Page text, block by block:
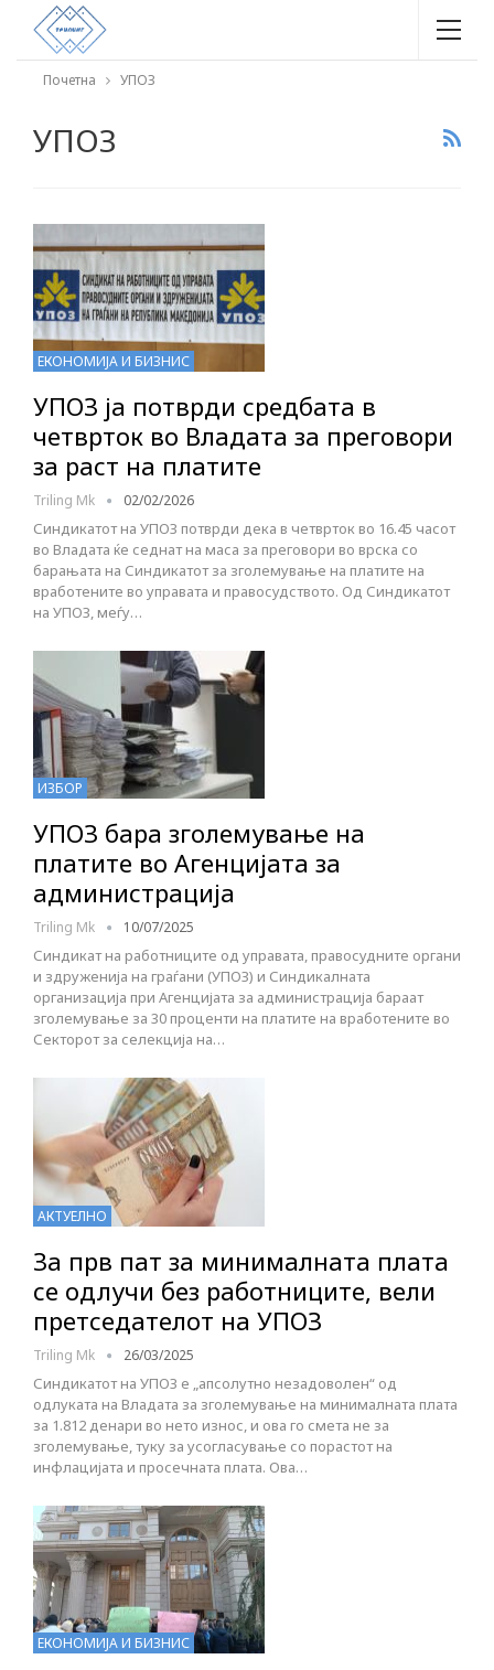
Почетна УПОЗ
УПОЗ
ЕКОНОМИЈА И БИЗНИС
УПОЗ ја потврди средбата в
четврток во Владата за преговори
за раст на платите
Triling Mk 02/02/2026
Синдикатот на УПОЗ потврди дека в четврток во 16.45 часот
во Владата ќе седнат на маса за преговори во врска со
барањата на Синдикатот за зголемување на платите на
вработените во управата и правосудството. Од Синдикатот
на УПОЗ, меѓу…
ИЗБОР
УПОЗ бара зголемување на
платите во Агенцијата за
администрација
Triling Mk 10/07/2025
Синдикат на работниците од управата, правосудните органи
и здруженија на граѓани (УПОЗ) и Синдикалната
организација при Агенцијата за администрација бараат
зголемување за 30 проценти на платите на вработените во
Секторот за селекција на…
АКТУЕЛНО
За прв пат за минималната плата
се одлучи без работниците, вели
претседателот на УПОЗ
Triling Mk 26/03/2025
Синдикатот на УПОЗ е „апсолутно незадоволен“ од
одлуката на Владата за зголемување на минималната плата
за 1.812 денари во нето износ, и ова го смета не за
зголемување, туку за усогласување со порастот на
инфлацијата и просечната плата. Ова…
ЕКОНОМИЈА И БИЗНИС